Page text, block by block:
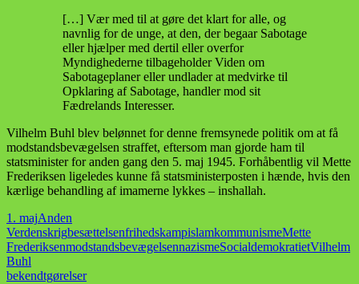
[…] Vær med til at gøre det klart for alle, og
navnlig for de unge, at den, der begaar Sabotage
eller hjælper med dertil eller overfor
Myndighederne tilbageholder Viden om
Sabotageplaner eller undlader at medvirke til
Opklaring af Sabotage, handler mod sit
Fædrelands Interesser.
Vilhelm Buhl blev belønnet for denne fremsynede politik om at få
modstandsbevægelsen straffet, eftersom man gjorde ham til
statsminister for anden gang den 5. maj 1945. Forhåbentlig vil Mette
Frederiksen ligeledes kunne få statsministerposten i hænde, hvis den
kærlige behandling af imamerne lykkes – inshallah.
1. majAnden
VerdenskrigbesættelsenfrihedskampislamkommunismeMette
FrederiksenmodstandsbevægelsennazismeSocialdemokratietVilhelm
Buhl
bekendtgørelser